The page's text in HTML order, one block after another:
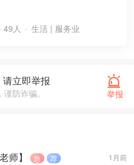
49人 生活 | 服务业
举报
立即举报
防诈骗。
1月前
师】 急 荐